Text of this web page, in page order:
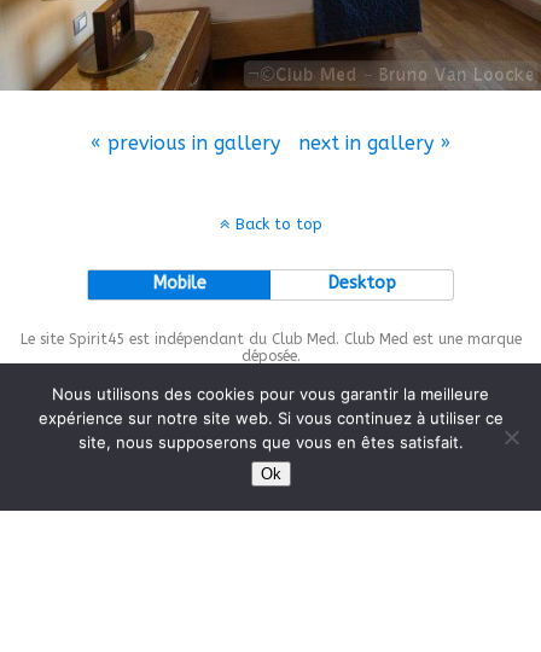
« previous in gallery next in gallery »
Back to top
Mobile Desktop
Le site Spirit45 est indépendant du Club Med. Club Med est une marque
déposée.
This site is protected bywp-copyrightpro.com
Nous utilisons des cookies pour vous garantir la meilleure
expérience sur notre site web. Si vous continuez à utiliser ce
site, nous supposerons que vous en êtes satisfait.
Ok